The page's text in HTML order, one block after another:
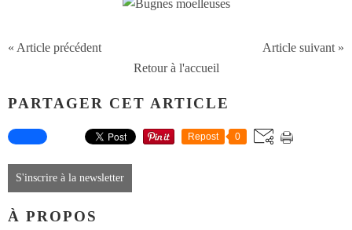
« Article précédent
Article suivant »
Retour à l'accueil
PARTAGER CET ARTICLE
Repost 0
S'inscrire à la newsletter
À PROPOS